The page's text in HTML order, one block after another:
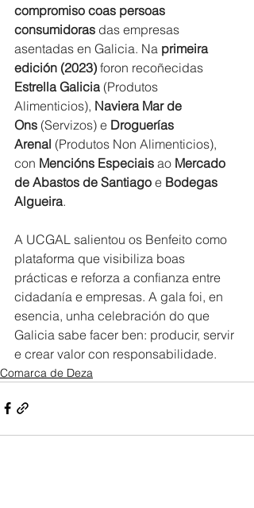
compromiso coas persoas
consumidoras das empresas
asentadas en Galicia. Na primeira
edición (2023) foron recoñecidas
Estrella Galicia (Produtos
Alimenticios), Naviera Mar de
Ons (Servizos) e Droguerías
Arenal (Produtos Non Alimenticios),
con Mencións Especiais ao Mercado
de Abastos de Santiago e Bodegas
Algueira.
A UCGAL salientou os Benfeito como
plataforma que visibiliza boas
prácticas e reforza a confianza entre
cidadanía e empresas. A gala foi, en
esencia, unha celebración do que
Galicia sabe facer ben: producir, servir
e crear valor con responsabilidade.
Comarca de Deza